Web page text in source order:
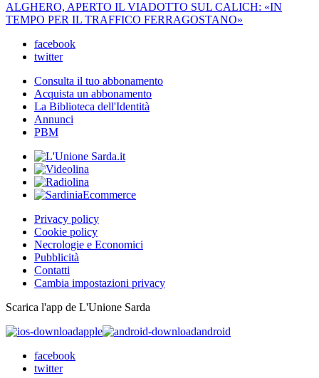
ALGHERO, APERTO IL VIADOTTO SUL CALICH: «IN
TEMPO PER IL TRAFFICO FERRAGOSTANO»
facebook
twitter
Consulta il tuo abbonamento
Acquista un abbonamento
La Biblioteca dell'Identità
Annunci
PBM
Privacy policy
Cookie policy
Necrologie e Economici
Pubblicità
Contatti
Cambia impostazioni privacy
Scarica l'app de L'Unione Sarda
apple
android
facebook
twitter